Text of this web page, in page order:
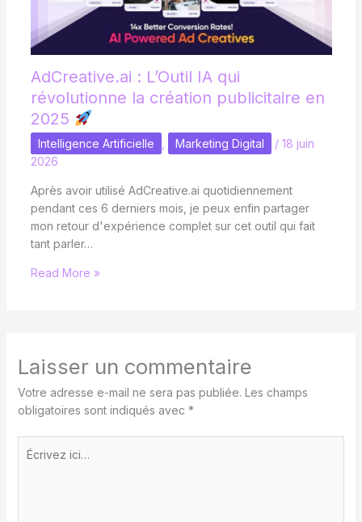
AdCreative.ai : L’Outil IA qui
révolutionne la création publicitaire en
2025
Intelligence Artificielle , Marketing Digital / 18 juin
2026
Après avoir utilisé AdCreative.ai quotidiennement
pendant ces 6 derniers mois, je peux enfin partager
mon retour d'expérience complet sur cet outil qui fait
tant parler…
Read More »
Laisser un commentaire
Votre adresse e-mail ne sera pas publiée. Les champs
obligatoires sont indiqués avec *
Écrivez
ici…